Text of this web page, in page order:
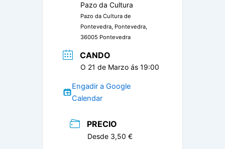
Pazo da Cultura
Pazo da Cultura de
Pontevedra, Pontevedra,
36005 Pontevedra
CANDO
O 21 de Marzo ás 19:00
Engadir a Google
Calendar
PRECIO
Desde 3,50 €